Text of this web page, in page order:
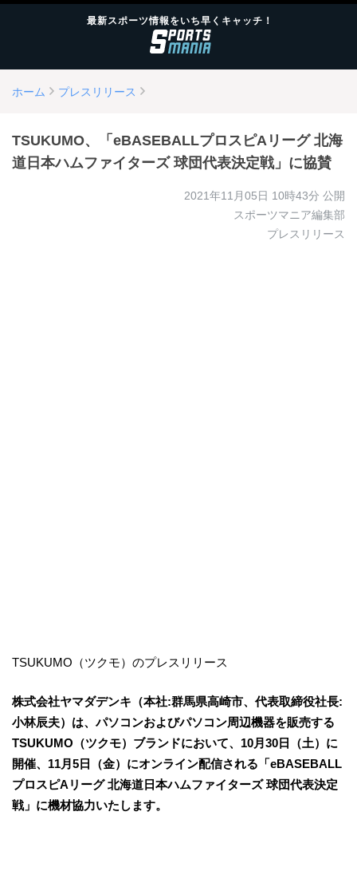
最新スポーツ情報をいち早くキャッチ！
ホーム プレスリリース
TSUKUMO、「eBASEBALLプロスピAリーグ 北海
道日本ハムファイターズ 球団代表決定戦」に協賛
2021年11月05日 10時43分 公開
スポーツマニア編集部
プレスリリース
TSUKUMO（ツクモ）のプレスリリース
株式会社ヤマダデンキ（本社:群馬県高崎市、代表取締役社長:
小林辰夫）は、パソコンおよびパソコン周辺機器を販売する
TSUKUMO（ツクモ）ブランドにおいて、10月30日（土）に
開催、11月5日（金）にオンライン配信される「eBASEBALL
プロスピAリーグ 北海道日本ハムファイターズ 球団代表決定
戦」に機材協力いたします。